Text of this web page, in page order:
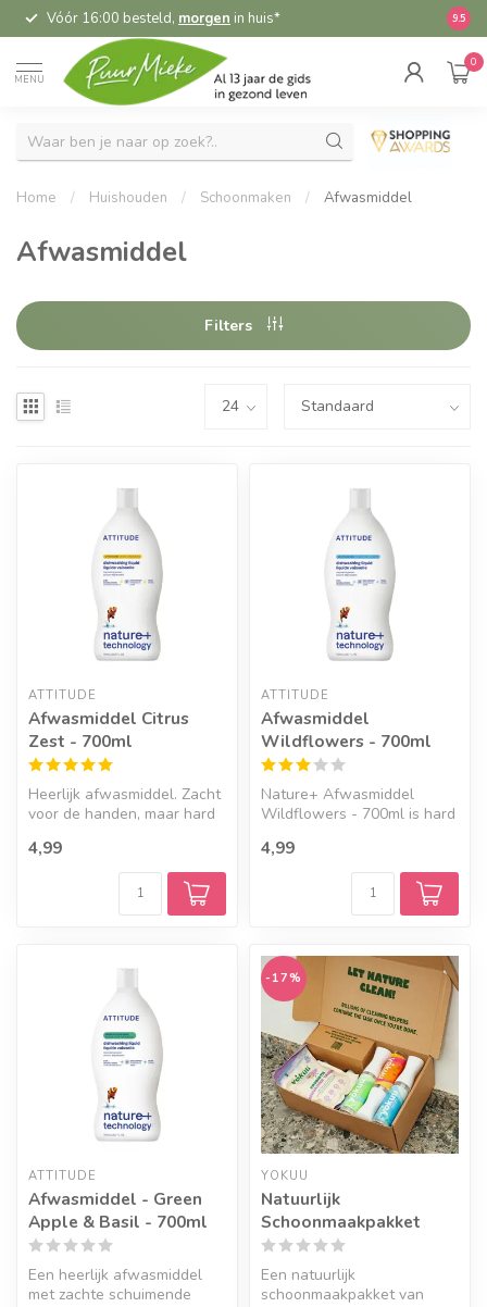
Vóór 16:00 besteld, morgen in huis* 9.5
MENU
0
Home / Huishouden / Schoonmaken / Afwasmiddel
Afwasmiddel
Filters
ATTITUDE
Afwasmiddel Citrus
Zest - 700ml
Heerlijk afwasmiddel. Zacht
voor de handen, maar hard
4,99
ATTITUDE
Afwasmiddel
Wildflowers - 700ml
Nature+ Afwasmiddel
Wildflowers - 700ml is hard
maar z...
4,99
ATTITUDE
Afwasmiddel - Green
Apple & Basil - 700ml
Een heerlijk afwasmiddel
met zachte schuimende
-17%
YOKUU
Natuurlijk
Schoonmaakpakket
Een natuurlijk
schoonmaakpakket van